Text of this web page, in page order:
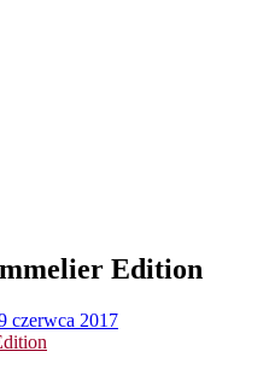
Edition
czerwca 2017